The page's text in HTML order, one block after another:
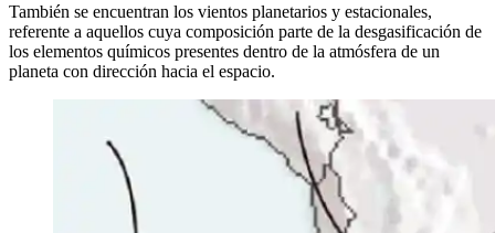
También se encuentran los vientos planetarios y estacionales,
referente a aquellos cuya composición parte de la desgasificación de
los elementos químicos presentes dentro de la atmósfera de un
planeta con dirección hacia el espacio.